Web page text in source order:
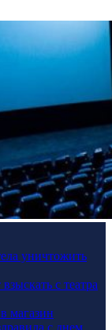
уничтожить
с театра
магазин
с днем